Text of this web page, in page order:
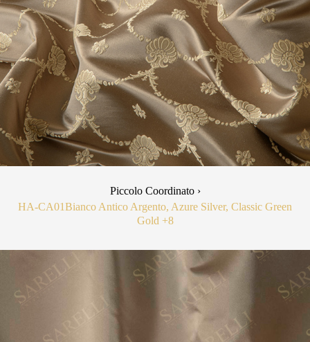
Piccolo Coordinato ›
HA-CA01Bianco Antico Argento, Azure Silver, Classic Green
Gold +8